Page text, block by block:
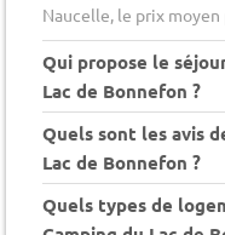
Naucelle, le prix moyen
Qui propose le
Lac de Bonnefon ?
Quels sont les avis
Lac de Bonnefon ?
Quels types de